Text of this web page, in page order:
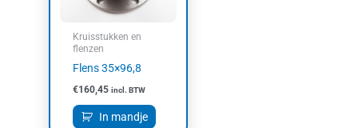
Kruisstukken en
flenzen
Flens 35×96,8
€160,45 incl. BTW
In mandje